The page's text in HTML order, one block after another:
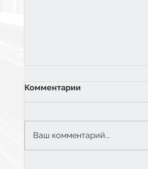
6 класс: Экватор
Комментарии
Ваш комментарий...